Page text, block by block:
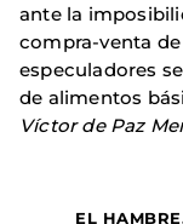
ante la
compra-venta
especuladores
de alimentos
Víctor de Paz
EL